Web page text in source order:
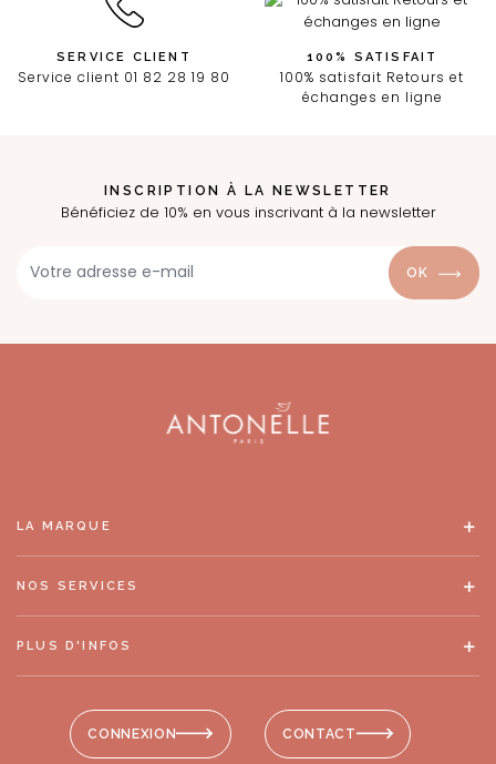
SERVICE CLIENT
Service client 01 82 28 19 80
100% SATISFAIT
100% satisfait Retours et
échanges en ligne
INSCRIPTION À LA NEWSLETTER
Bénéficiez de 10% en vous inscrivant à la newsletter
OK
CONNEXION CONTACT
LA MARQUE
NOS SERVICES
PLUS D'INFOS